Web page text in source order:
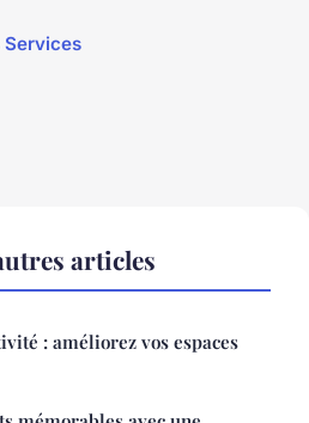
articles
: améliorez vos espaces